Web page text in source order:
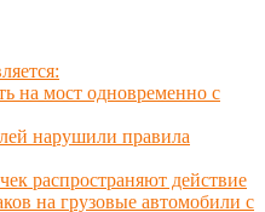
на мост одновременно с
нарушили правила
распространяют действие
на грузовые автомобили с